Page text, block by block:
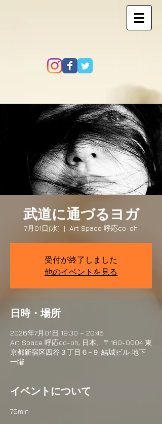
武道に通づるヨガ
7月01日(水)
  |
Art Space 呼応co-oh
受付が終了しました
他のイベントを見る
日時・場所
2026年7月01日 19:30 – 20:45
Art Space 呼応co-oh, 日本、〒160-0004 東
京都新宿区四谷３丁目６−９ 結城ビル 地下
一階
イベントについて
75min